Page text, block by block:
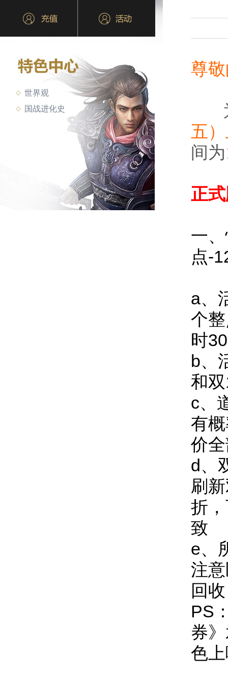
世界观
国战进化史
尊
五）
间为
正
一
点-
a、
个
时
b、
和
c、
有
价
d、
刷
折
致
e、
注
回
PS
券
色